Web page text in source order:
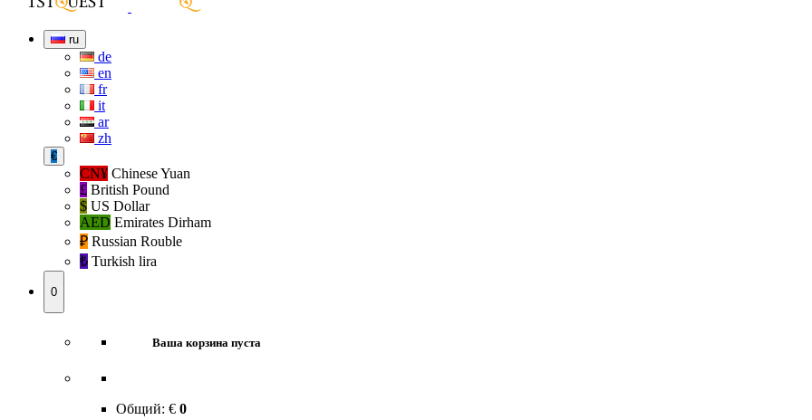
ru
de
en
fr
it
ar
zh
€
CN¥ Chinese Yuan
£ British Pound
$ US Dollar
AED Emirates Dirham
₽‎ Russian Rouble
₺‎ Turkish lira
0
Ваша корзина пуста
Общий: € 0